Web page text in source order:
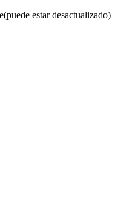
estar desactualizado)